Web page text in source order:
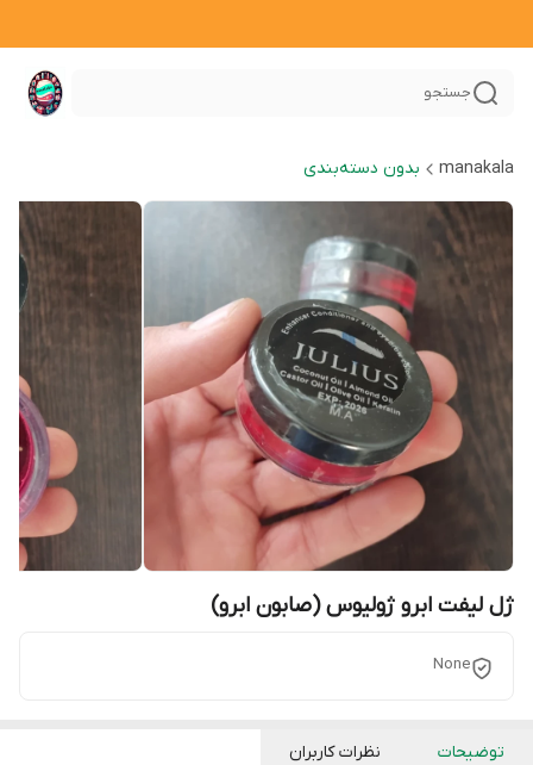
جستجو
manakala بدون دسته‌بندی
ژل لیفت ابرو ژولیوس (صابون ابرو)
None
توضیحات نظرات کاربران